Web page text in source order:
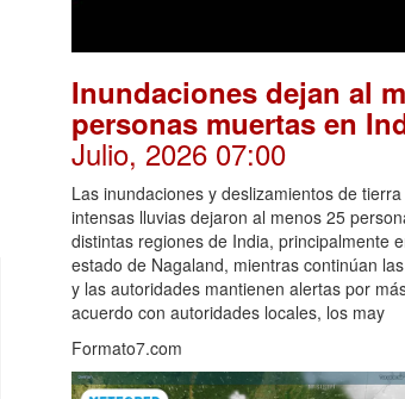
Inundaciones dejan al
personas muertas en
Julio, 2026 07:00
Las inundaciones y deslizamientos de
intensas lluvias dejaron al menos 25
distintas regiones de India, principalmente
estado de Nagaland, mientras continúan
y las autoridades mantienen alertas por
acuerdo con autoridades locales, los may
Formato7.com